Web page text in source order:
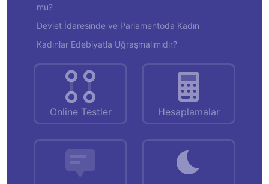
mu?
Devlet İdaresinde ve Parlamentoda Kadın
Kadınlar Edebiyatla Uğraşmalımıdır?
Online Testler Hesaplamalar